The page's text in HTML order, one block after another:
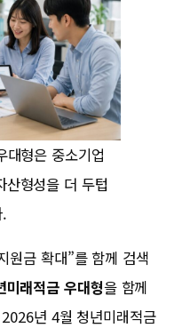
대형은 중소기업
산형성을 더 두텁
원금 확대”를 함께 검색
미래적금 우대형을 함께
년 4월 청년미래적금